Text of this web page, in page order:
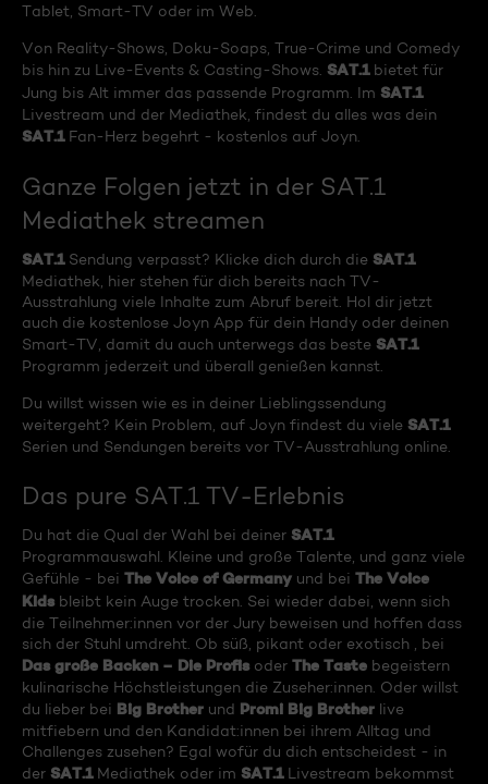
Tablet, Smart-TV oder im Web.
Von Reality-Shows, Doku-Soaps, True-Crime und Comedy
bis hin zu Live-Events & Casting-Shows. SAT.1bietet für
Jung bis Alt immer das passende Programm. Im SAT.1
Livestream und der Mediathek, findest du alles was dein
SAT.1Fan-Herz begehrt - kostenlos auf Joyn.
Ganze Folgen jetzt in der SAT.1
Mediathek streamen
SAT.1Sendung verpasst? Klicke dich durch die SAT.1
Mediathek, hier stehen für dich bereits nach TV-
Ausstrahlung viele Inhalte zum Abruf bereit. Hol dir jetzt
auch die kostenlose Joyn App für dein Handy oder deinen
Smart-TV, damit du auch unterwegs das beste SAT.1
Programm jederzeit und überall genießen kannst.
Du willst wissen wie es in deiner Lieblingssendung
weitergeht? Kein Problem, auf Joyn findest du viele SAT.1
Serien und Sendungen bereits vor TV-Ausstrahlung online.
Das pure SAT.1 TV-Erlebnis
Du hat die Qual der Wahl bei deiner SAT.1
Programmauswahl. Kleine und große Talente, und ganz viele
Gefühle - bei The Voice of Germany und bei The Voice
Kidsbleibt kein Auge trocken. Sei wieder dabei, wenn sich
die Teilnehmer:innen vor der Jury beweisen und hoffen dass
sich der Stuhl umdreht. Ob süß, pikant oder exotisch , bei
Das große Backen – Die Profisoder The Taste begeistern
kulinarische Höchstleistungen die Zuseher:innen. Oder willst
du lieber bei Big Brother und Promi Big Brother live
mitfiebern und den Kandidat:innen bei ihrem Alltag und
Challenges zusehen? Egal wofür du dich entscheidest - in
der SAT.1 Mediathek oder im SAT.1 Livestream bekommst